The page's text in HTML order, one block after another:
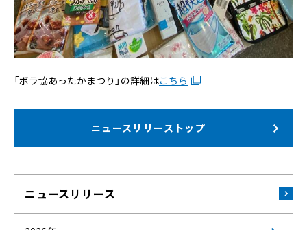
「ボラ協あったかまつり」の詳細はこちら
ニュースリリーストップ
ニュースリリース